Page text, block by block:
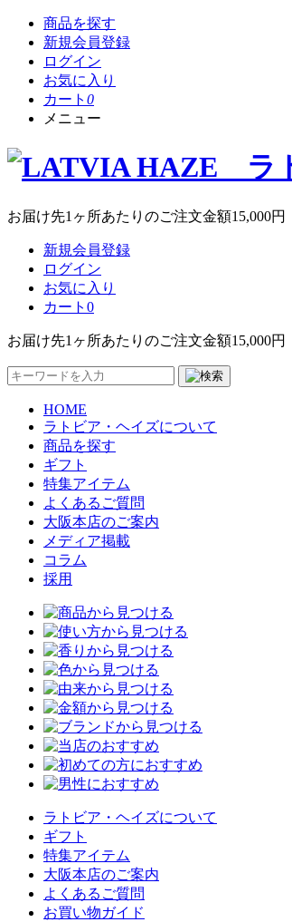
商品を探す
新規会員登録
ログイン
お気に入り
カート 0
メニュー
お届け先1ヶ所あたりのご注文金額15,000円
新規会員登録
ログイン
お気に入り
カート 0
お届け先1ヶ所あたりのご注文金額15,000円
HOME
ラトビア・ヘイズについて
商品を探す
ギフト
特集アイテム
よくあるご質問
大阪本店のご案内
メディア掲載
コラム
採用
ラトビア・ヘイズについて
ギフト
特集アイテム
大阪本店のご案内
よくあるご質問
お買い物ガイド